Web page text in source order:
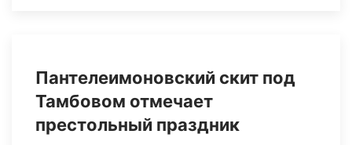
Пантелеимоновский скит под
Тамбовом отмечает
престольный праздник